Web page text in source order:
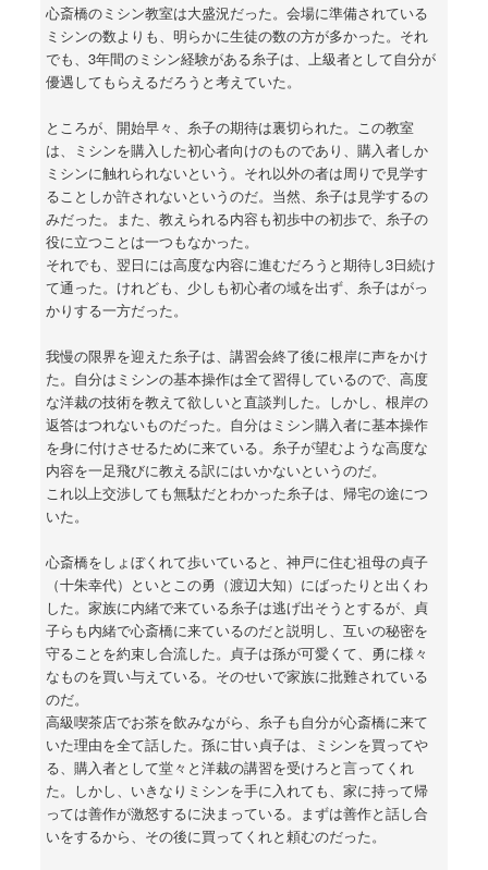
心斎橋のミシン教室は大盛況だった。会場に準備されている
ミシンの数よりも、明らかに生徒の数の方が多かった。それ
でも、3年間のミシン経験がある糸子は、上級者として自分が
優遇してもらえるだろうと考えていた。
ところが、開始早々、糸子の期待は裏切られた。この教室
は、ミシンを購入した初心者向けのものであり、購入者しか
ミシンに触れられないという。それ以外の者は周りで見学す
ることしか許されないというのだ。当然、糸子は見学するの
みだった。また、教えられる内容も初歩中の初歩で、糸子の
役に立つことは一つもなかった。
それでも、翌日には高度な内容に進むだろうと期待し3日続け
て通った。けれども、少しも初心者の域を出ず、糸子はがっ
かりする一方だった。
我慢の限界を迎えた糸子は、講習会終了後に根岸に声をかけ
た。自分はミシンの基本操作は全て習得しているので、高度
な洋裁の技術を教えて欲しいと直談判した。しかし、根岸の
返答はつれないものだった。自分はミシン購入者に基本操作
を身に付けさせるために来ている。糸子が望むような高度な
内容を一足飛びに教える訳にはいかないというのだ。
これ以上交渉しても無駄だとわかった糸子は、帰宅の途につ
いた。
心斎橋をしょぼくれて歩いていると、神戸に住む祖母の貞子
（十朱幸代）といとこの勇（渡辺大知）にばったりと出くわ
した。家族に内緒で来ている糸子は逃げ出そうとするが、貞
子らも内緒で心斎橋に来ているのだと説明し、互いの秘密を
守ることを約束し合流した。貞子は孫が可愛くて、勇に様々
なものを買い与えている。そのせいで家族に批難されている
のだ。
高級喫茶店でお茶を飲みながら、糸子も自分が心斎橋に来て
いた理由を全て話した。孫に甘い貞子は、ミシンを買ってや
る、購入者として堂々と洋裁の講習を受けろと言ってくれ
た。しかし、いきなりミシンを手に入れても、家に持って帰
っては善作が激怒するに決まっている。まずは善作と話し合
いをするから、その後に買ってくれと頼むのだった。